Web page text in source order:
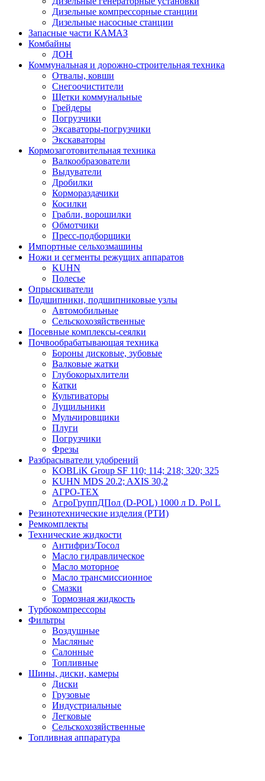
Дизельные компрессорные станции
Дизельные насосные станции
Запасные части КАМАЗ
Комбайны
ДОН
Коммунальная и дорожно-строительная техника
Отвалы, ковши
Снегоочистители
Щетки коммунальные
Грейдеры
Погрузчики
Эксаваторы-погрузчики
Экскаваторы
Кормозаготовительная техника
Валкообразователи
Выдуватели
Дробилки
Кормораздачики
Косилки
Грабли, ворошилки
Обмотчики
Пресс-подборщики
Импортные сельхозмашины
Ножи и сегменты режущих аппаратов
KUHN
Полесье
Опрыскиватели
Подшипники, подшипниковые узлы
Автомобильные
Сельскохозяйственные
Посевные комплексы-сеялки
Почвообрабатывающая техника
Бороны дисковые, зубовые
Валковые жатки
Глубокорыхлители
Катки
Культиваторы
Лущильники
Мульчировщики
Плуги
Погрузчики
Фрезы
Разбрасыватели удобрений
KOBLiK Group SF 110; 114; 218; 320; 325
KUHN MDS 20.2; AXIS 30,2
АГРО-ТЕХ
АгроГруппДПол (D-POL) 1000 л D. Pol L
Резинотехнические изделия (РТИ)
Ремкомплекты
Технические жидкости
Антифриз/Тосол
Масло гидравлическое
Масло моторное
Масло трансмиссионное
Смазки
Тормозная жидкость
Турбокомпрессоры
Фильтры
Воздушные
Масляные
Салонные
Топливные
Шины, диски, камеры
Диски
Грузовые
Индустриальные
Легковые
Сельскохозяйственные
Топливная аппаратура